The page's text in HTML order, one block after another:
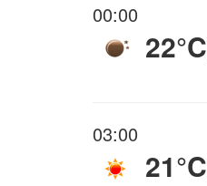
00:00
22°C
03:00
21°C